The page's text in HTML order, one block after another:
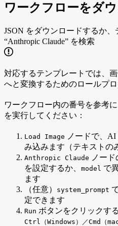
ワークフローをダ
JSON をダウンロードするか
“Anthropic Claude” を検索
対応するテンプレートでは、
へと変換するためのロールプ
ワークフロー内の番号を参考
を実行してください：
Load Image ノードで、
み込みます（テキストの
Anthropic Claude ノード
を設定するか、 model で
ます
（任意）
system_prompt
定できます
Run ボタンをクリックす
Ctrl（Windows）／Cmd（